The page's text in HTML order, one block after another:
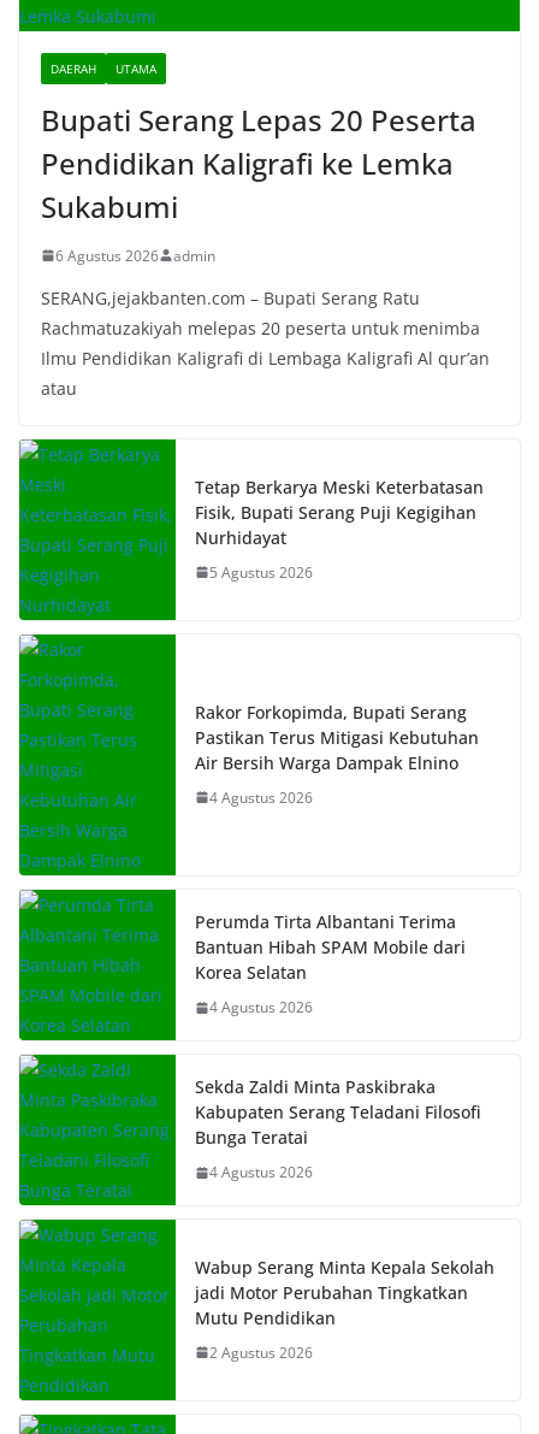
DAERAH UTAMA
Bupati Serang Lepas 20 Peserta
Pendidikan Kaligrafi ke Lemka
Sukabumi
6 Agustus 2026 admin
SERANG,jejakbanten.com – Bupati Serang Ratu
Rachmatuzakiyah melepas 20 peserta untuk menimba
Ilmu Pendidikan Kaligrafi di Lembaga Kaligrafi Al qur’an
atau
Tetap Berkarya Meski Keterbatasan
Fisik, Bupati Serang Puji Kegigihan
Nurhidayat
5 Agustus 2026
Rakor Forkopimda, Bupati Serang
Pastikan Terus Mitigasi Kebutuhan
Air Bersih Warga Dampak Elnino
4 Agustus 2026
Perumda Tirta Albantani Terima
Bantuan Hibah SPAM Mobile dari
Korea Selatan
4 Agustus 2026
Sekda Zaldi Minta Paskibraka
Kabupaten Serang Teladani Filosofi
Bunga Teratai
4 Agustus 2026
Wabup Serang Minta Kepala Sekolah
jadi Motor Perubahan Tingkatkan
Mutu Pendidikan
2 Agustus 2026